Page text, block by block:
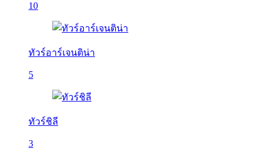
10
ทัวร์อาร์เจนติน่า
5
ทัวร์ชิลี
3